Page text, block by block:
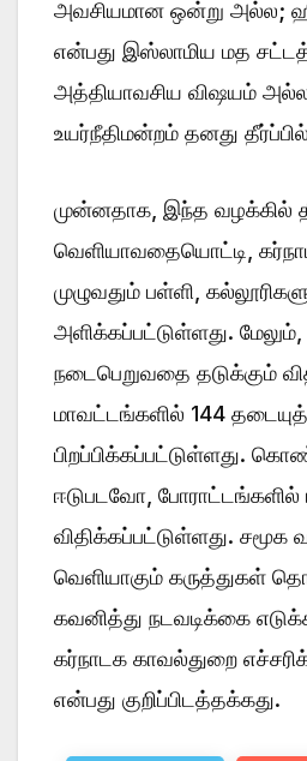
அவசியமான ஒன்று அல்ல;
என்பது இஸ்லாமிய மத
அத்தியாவசிய விஷயம்
உயர்நீதிமன்றம் தனது
முன்னதாக, இந்த வழக்கில்
வெளியாவதையொட்டி,
முழுவதும் பள்ளி,
அளிக்கப்பட்டுள்ளது.
நடைபெறுவதை தடுக்கும்
மாவட்டங்களில் 144
பிறப்பிக்கப்பட்டுள்ளது.
ஈடுபடவோ, போராட்டங்களில்
விதிக்கப்பட்டுள்ளது.
வெளியாகும் கருத்துகள்
கவனித்து நடவடிக்கை
கர்நாடக காவல்துறை
என்பது குறிப்பிடத்தக்கது.